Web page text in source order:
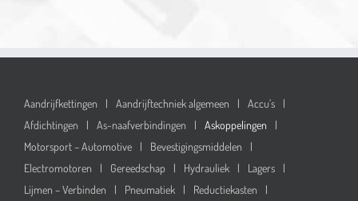
Aandrijfkettingen Aandrijftechniek algemeen
Accu’s
Afdichtingen
As-naafverbindingen
Askoppelingen
Motorsport – Automotive
Bevestigingsmiddelen
Electromotoren
Gereedschap Hydrauliek
Lagers
Lijmen – Verbinden
Pneumatiek Reductiekasten